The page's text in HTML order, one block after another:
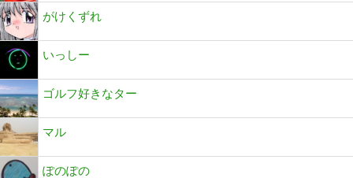
がけくずれ
いっしー
ゴルフ好きなター
マル
ぽのぽの